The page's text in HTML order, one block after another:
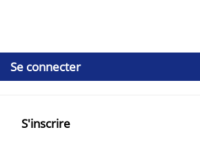
Se connecter
S'inscrire